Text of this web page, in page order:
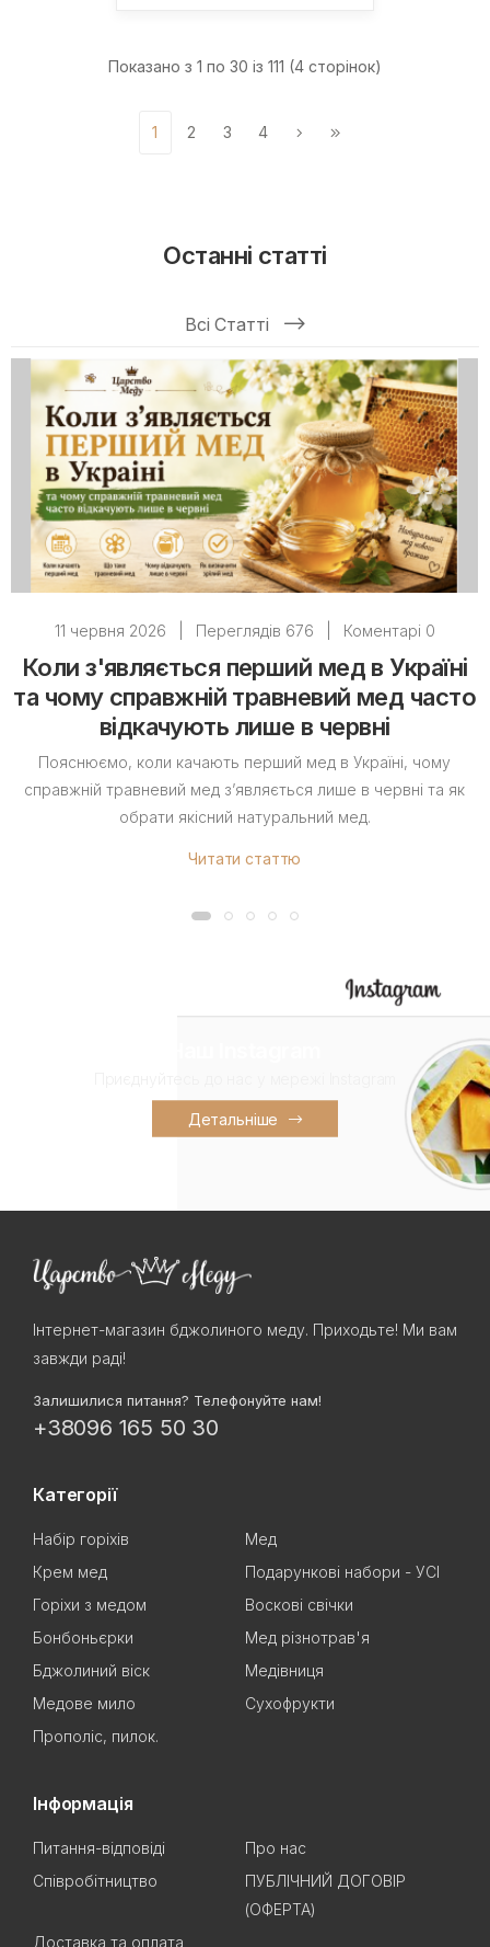
Показано з 1 по 30 із 111 (4 сторінок)
1 2 3 4
Останні статті
Всі Статті
11 червня 2026 Переглядів 676 Коментарі 0
Коли з'являється перший мед в Україні
та чому справжній травневий мед часто
відкачують лише в червні
Пояснюємо, коли качають перший мед в Україні, чому
справжній травневий мед з’являється лише в червні та як
обрати якісний натуральний мед.
Читати статтю
Детальніше
Інтернет-магазин бджолиного меду. Приходьте! Ми вам
завжди раді!
Залишилися питання? Телефонуйте нам!
+38096 165 50 30
Категорії
Набір горіхів
Мед
Крем мед
Подарункові набори - УСІ
Горіхи з медом
Воскові свічки
Бонбоньєрки
Мед різнотрав'я
Бджолиний віск
Медівниця
Медове мило
Сухофрукти
Прополіс, пилок.
Інформація
Питання-відповіді
Про нас
Співробітництво
ПУБЛІЧНИЙ ДОГОВІР
(ОФЕРТА)
Доставка та оплата